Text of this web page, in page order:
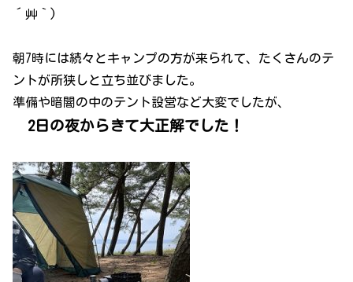
´艸｀)
朝7時には続々とキャンプの方が来られて、たくさんのテ
ントが所狭しと立ち並びました。
準備や暗闇の中のテント設営など大変でしたが、
2日の夜からきて大正解でした！